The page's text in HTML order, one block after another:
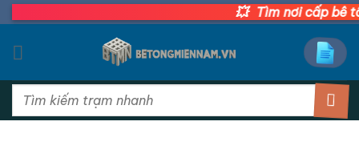
Bỏ
qua
nội
💥 Tìm nơi cấp bê
Tìm